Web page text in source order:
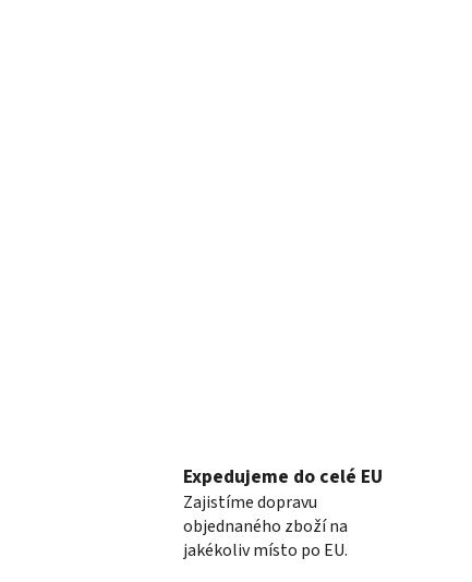
Expedujeme do celé EU
Zajistíme dopravu
objednaného zboží na
jakékoliv místo po EU.